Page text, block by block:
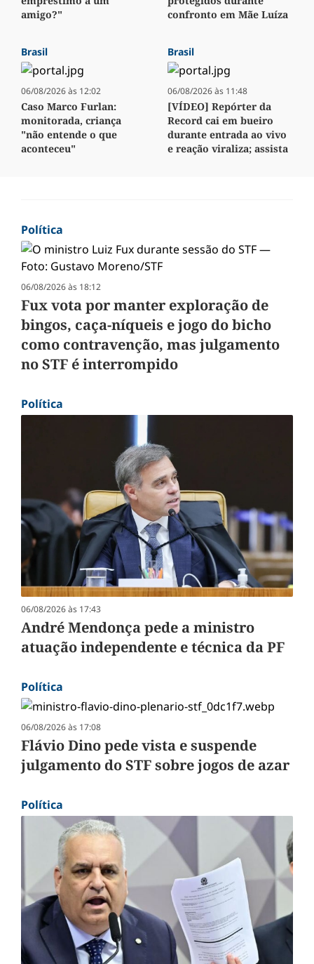
amigo?"
confronto em Mãe Luíza
Brasil
06/08/2026 às 12:02
Caso Marco Furlan:
monitorada, criança
"não entende o que
aconteceu"
Brasil
06/08/2026 às 11:48
[VÍDEO] Repórter da
Record cai em bueiro
durante entrada ao vivo
e reação viraliza; assista
Política
06/08/2026 às 18:12
Fux vota por manter exploração de
bingos, caça-níqueis e jogo do bicho
como contravenção, mas julgamento
no STF é interrompido
Política
06/08/2026 às 17:43
André Mendonça pede a ministro
atuação independente e técnica da PF
Política
06/08/2026 às 17:08
Flávio Dino pede vista e suspende
julgamento do STF sobre jogos de azar
Política